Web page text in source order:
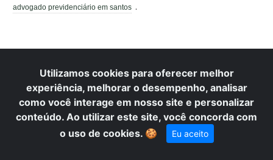
advogado previdenciário em santos .
NOSSO BLOG
Conhecimento que protege: insights jurídicos, análises
estratégicas e informação acessível para transformar decisões em
segurança.
Utilizamos cookies para oferecer melhor
experiência, melhorar o desempenho, analisar
como você interage em nosso site e personalizar
conteúdo. Ao utilizar este site, você concorda com
o uso de cookies. 🍪 Eu aceito